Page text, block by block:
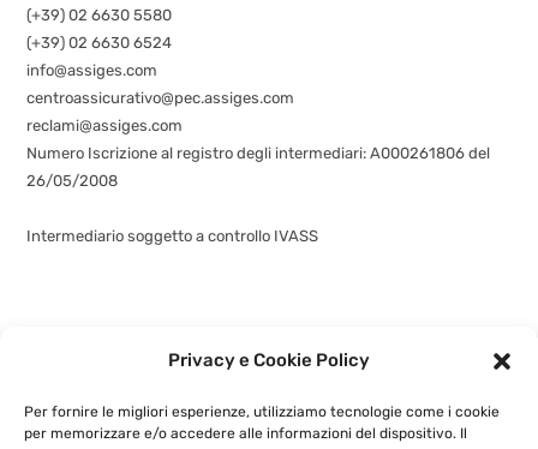
Privacy e Cookie Policy
Per fornire le migliori esperienze, utilizziamo tecnologie come i cookie
per memorizzare e/o accedere alle informazioni del dispositivo. Il
(+39) 02 6630 5580
(+39) 02 6630 6524
info@assiges.com
centroassicurativo@pec.assiges.com
reclami@assiges.com
Numero Iscrizione al registro degli intermediari: A000261806 del
26/05/2008
Intermediario soggetto a controllo IVASS
Cookie Policy|
Powered by G.S.V. Digital Solution